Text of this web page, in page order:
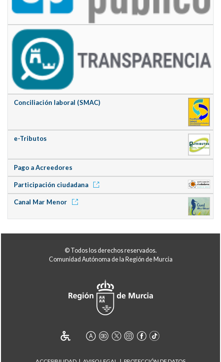
Conciliación laboral (SMAC)
e-Tributos
Pago a Acreedores
Participación ciudadana
Canal Mar Menor
© Todos los derechos reservados.
Comunidad Autónoma de la Región de Murcia